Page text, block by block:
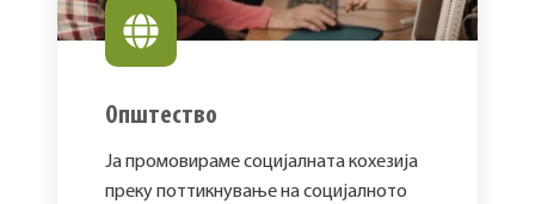
Општество
Ја промовираме социјалната кохезија
преку поттикнување на социјалното